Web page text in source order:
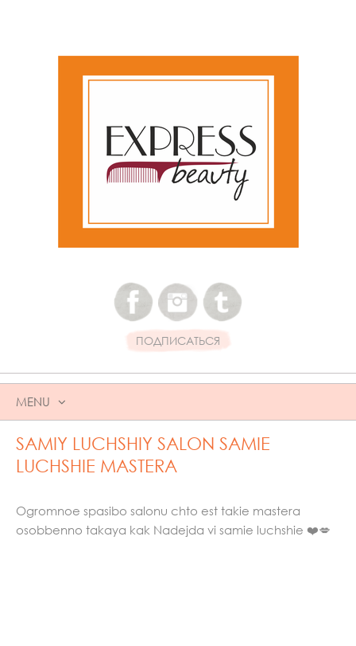
ПОДПИСАТЬСЯ
MENU
SKIP
TO
CONTENT
SAMIY LUCHSHIY SALON SAMIE
LUCHSHIE MASTERA
Ogromnoe spasibo salonu chto est takie mastera
osobbenno takaya kak Nadejda vi samie luchshie ❤️💋